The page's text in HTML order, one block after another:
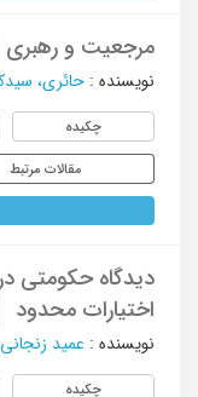
مرجعیت و رهبری
نویسنده : حائری،
چکیده
مقالات مرتبط
دیدگاه حکومتی
اختیارات محدود
نویسنده : عمید
چکیده